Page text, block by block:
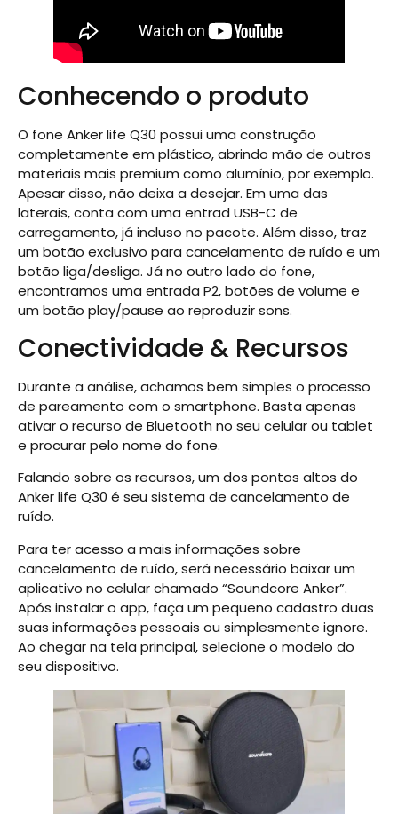
Conhecendo o produto
O fone Anker life Q30 possui uma construção
completamente em plástico, abrindo mão de outros
materiais mais premium como alumínio, por exemplo.
Apesar disso, não deixa a desejar. Em uma das
laterais, conta com uma entrad USB-C de
carregamento, já incluso no pacote. Além disso, traz
um botão exclusivo para cancelamento de ruído e um
botão liga/desliga. Já no outro lado do fone,
encontramos uma entrada P2, botões de volume e
um botão play/pause ao reproduzir sons.
Conectividade & Recursos
Durante a análise, achamos bem simples o processo
de pareamento com o smartphone. Basta apenas
ativar o recurso de Bluetooth no seu celular ou tablet
e procurar pelo nome do fone.
Falando sobre os recursos, um dos pontos altos do
Anker life Q30 é seu sistema de cancelamento de
ruído.
Para ter acesso a mais informações sobre
cancelamento de ruído, será necessário baixar um
aplicativo no celular chamado “Soundcore Anker”.
Após instalar o app, faça um pequeno cadastro duas
suas informações pessoais ou simplesmente ignore.
Ao chegar na tela principal, selecione o modelo do
seu dispositivo.